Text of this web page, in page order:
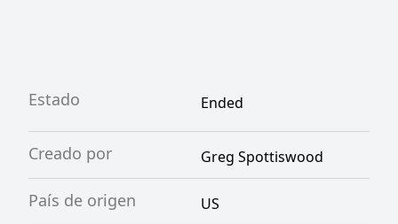
Estado Ended
Creado por Greg Spottiswood
País de origen US